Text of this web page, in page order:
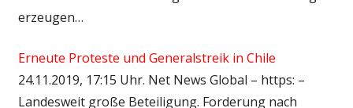
erzeugen…
Erneute Proteste und Generalstreik in Chile
24.11.2019, 17:15 Uhr. Net News Global – https: –
Landesweit große Beteiligung. Forderung nach